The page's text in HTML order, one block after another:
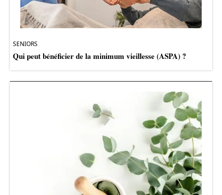
SENIORS
Qui peut bénéficier de la minimum vieillesse (ASPA) ?